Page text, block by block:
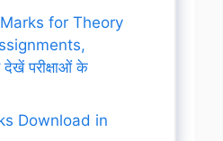
for Theory
परीक्षाओं के
Download in